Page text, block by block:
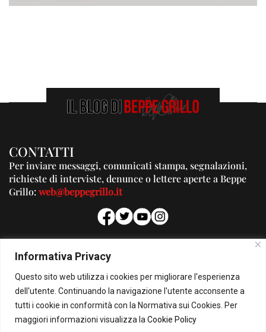
Informativa Privacy
Questo sito web utilizza i cookies per migliorare l'esperienza
dell'utente. Continuando la navigazione l'utente acconsente a
tutti i cookie in conformità con la Normativa sui Cookies. Per
maggiori informazioni visualizza la Cookie Policy
CONTATTI
Per inviare messaggi, comunicati stampa, segnalazioni,
richieste di interviste, denunce o lettere aperte a Beppe
Grillo:web@beppegrillo.it
PUBBLICITA'
Per la tua pubblicità su questo Blog:
pubblicita@beppegrillo.it
HOMEPAGE COOKIE POLICY PRIVACY POLICY CONTATTI